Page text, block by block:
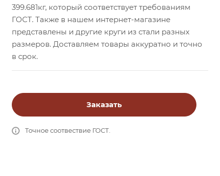
399.681кг, который соответствует требованиям
ГОСТ. Также в нашем интернет-магазине
представлены и другие круги из стали разных
размеров. Доставляем товары аккуратно и точно
в срок.
Заказать
Точное соотвествие ГОСТ.